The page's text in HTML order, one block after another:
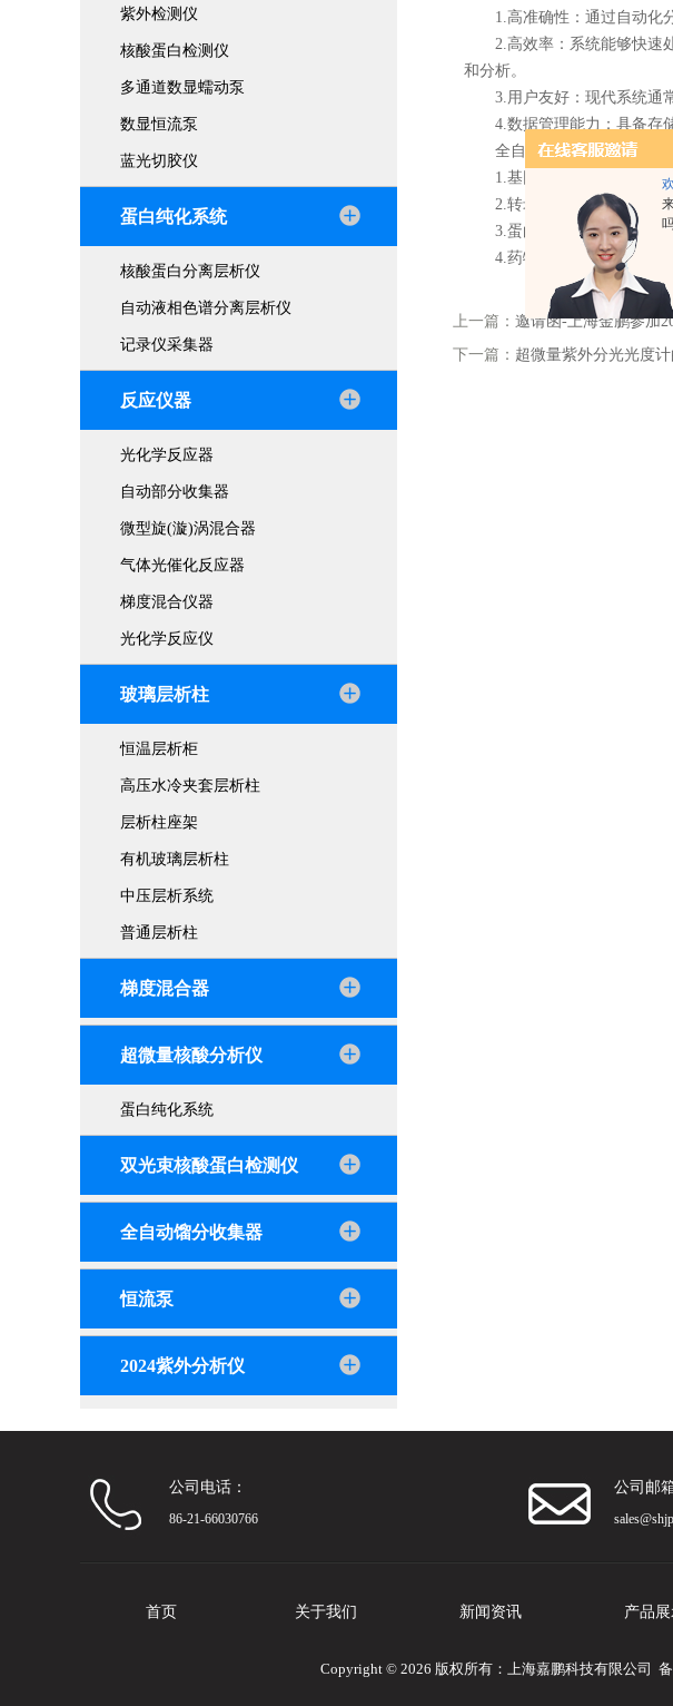
紫外检测仪
核酸蛋白检测仪
多通道数显蠕动泵
数显恒流泵
蓝光切胶仪
蛋白纯化系统
核酸蛋白分离层析仪
自动液相色谱分离层析仪
记录仪采集器
反应仪器
光化学反应器
自动部分收集器
微型旋(漩)涡混合器
气体光催化反应器
梯度混合仪器
光化学反应仪
玻璃层析柱
恒温层析柜
高压水冷夹套层析柱
层析柱座架
有机玻璃层析柱
中压层析系统
普通层析柱
梯度混合器
超微量核酸分析仪
蛋白纯化系统
双光束核酸蛋白检测仪
全自动馏分收集器
恒流泵
2024紫外分析仪
1.高准确性：通过自动化分
2.高效率：系统能够快速处
和分析。
3.用户友好：现代系统通常
4.数据管理能力：具备存储
全自动凝胶成像分析系统
1.基因组学：用于DNA片段
2.转录组学：RNA凝胶电泳
3.蛋白质组学：利用SDS-
4.药物开发：在药物研发过
上一篇： 邀请函-上海金鹏参加
下一篇： 超微量紫外分光光度
公司电话：
86-21-66030766
公司邮
首页 关于我们 新闻资讯 产品
Copyright © 2026 版权所有：上海嘉鹏科技有限公司 备